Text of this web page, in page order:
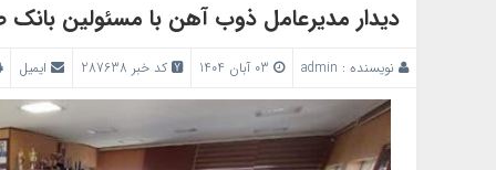
دیدار مدیرعامل ذوب آهن با مسئولین بانک
نویسنده : admin کد خبر 287638 ایمیل